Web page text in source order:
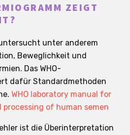
ZEIGT
unter anderem
Beweglichkeit und
Das WHO-
dafür Standardmethoden
WHO laboratory manual for
of human semen
ist die Überinterpretation